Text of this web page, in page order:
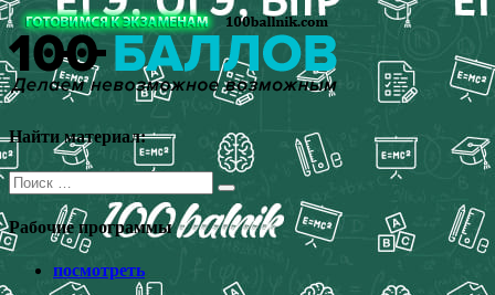
Перейти
к
содержимому
Найти материал:
Поиск
для:
Рабочие программы
посмотреть